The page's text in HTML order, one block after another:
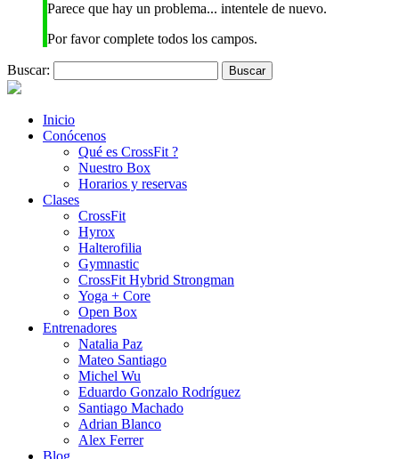
Parece que hay un problema... intentele de nuevo.
Por favor complete todos los campos.
Buscar:
Inicio
Conócenos
Qué es CrossFit ?
Nuestro Box
Horarios y reservas
Clases
CrossFit
Hyrox
Halterofilia
Gymnastic
CrossFit Hybrid Strongman
Yoga + Core
Open Box
Entrenadores
Natalia Paz
Mateo Santiago
Michel Wu
Eduardo Gonzalo Rodríguez
Santiago Machado
Adrian Blanco
Alex Ferrer